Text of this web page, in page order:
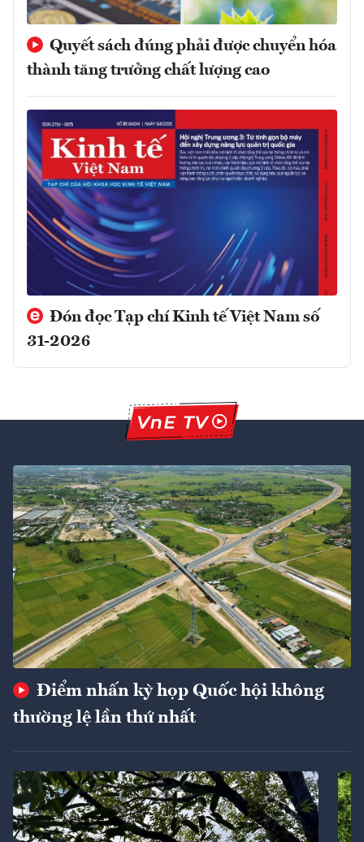
Quyết sách đúng phải được chuyển hóa
thành tăng trưởng chất lượng cao
Đón đọc Tạp chí Kinh tế Việt Nam số
31-2026
Điểm nhấn kỳ họp Quốc hội không
thường lệ lần thứ nhất